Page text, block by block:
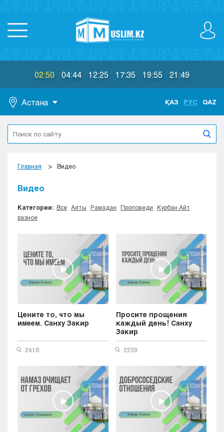
02:50 04:44 12:25 17:35 19:55 21:49
Астана
Астана
Алматы
Жезказган
Кокшетау
Костанай
Кызылорда
Петропавловск
Талдыкорган
Туркестан
Уральск
Шымкент
ҚАЗ РУС QAZ
Главная Видео
Видео
Категории: Все Аяты Рамадан Проповеди
Курбан Айт
разное
Цените то, что мы
имеем. Санху Закир
2416
Просите прощения
каждый день! Санху
Закир
2239